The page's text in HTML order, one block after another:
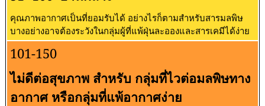
คุณภาพอากาศเป็นที่ยอมรับได้ อย่างไรก็ตามสำหรับสารมลพิษ
บางอย่างอาจต้องระวังในกลุ่มผู้ที่แพ้ฝุ่นละอองและสารเคมีได้ง่าย
101-150
ไม่ดีต่อสุขภาพ สำหรับ กลุ่มที่ไวต่อมลพิษทาง
อากาศ หรือกลุ่มที่แพ้อากาศง่าย